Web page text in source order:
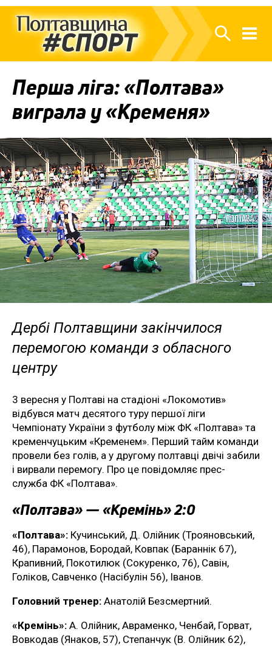
Перша ліга: «Полтава»
виграла у «Кременя»
Дербі Полтавщини закінчилося
перемогою команди з обласного
центру
3 вересня у Полтаві на стадіоні «Локомотив»
відбувся матч десятого туру першої ліги
Чемпіонату України з футболу між ФК «Полтава» та
кременчуцьким «Кременем». Перший тайм команди
провели без голів, а у другому полтавці двічі забили
і вирвали перемогу. Про це повідомляє прес-
служба ФК «Полтава».
«Полтава» — «Кремінь» 2:0
«Полтава»: Кучинський, Д. Олійник (Трояновський,
46), Парамонов, Бородай, Ковпак (Бараннік 67),
Крапивний, Покотилюк (Сокуренко, 76), Савін,
Голіков, Савченко (Насібулін 56), Іванов.
Головний тренер: Анатолій Безсмертний.
«Кремінь»: А. Олійник, Авраменко, Ченбай, Горват,
Вовкодав (Янаков, 57), Степанчук (В. Олійник 62),